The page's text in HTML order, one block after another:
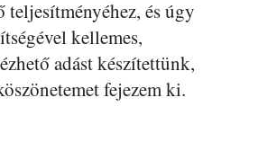
teljesítményéhez, és úgy
kellemes,
adást készítettünk,
fejezem ki.